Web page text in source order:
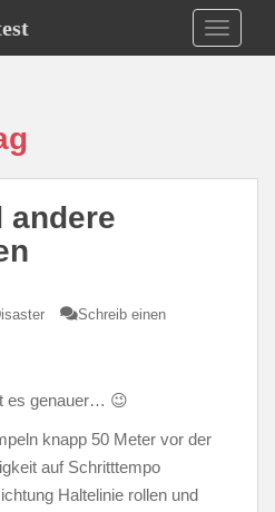
andere
Schreib einen
es genauer… 😉
knapp 50 Meter vor der
auf Schritttempo
Haltelinie rollen und